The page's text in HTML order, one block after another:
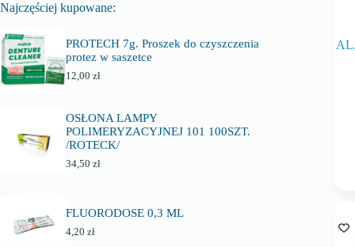
Najczęściej kupowane:
PROTECH 7g. Proszek do czyszczenia
protez w saszetce
12,00zł
OSŁONA LAMPY
POLIMERYZACYJNEJ 101 100SZT.
/ROTECK/
34,50zł
FLUORODOSE 0,3 ML
4,20zł